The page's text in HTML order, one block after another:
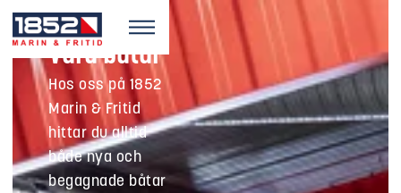
Våra båtar
Hos oss på 1852
Marin & Fritid
hittar du alltid
både nya och
begagnade båtar